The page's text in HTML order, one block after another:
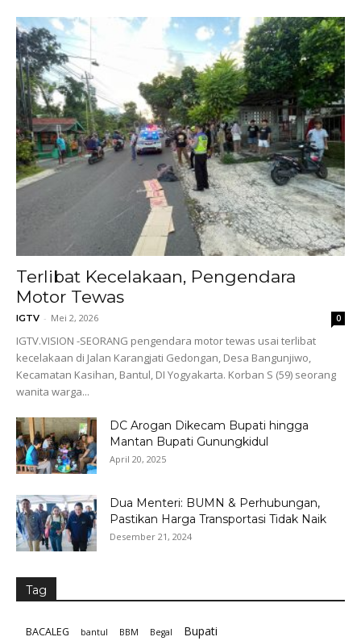
Terlibat Kecelakaan, Pengendara
Motor Tewas
IGTV - Mei 2, 2026 0
IGTV.VISION -SEORANG pengendara motor tewas usai terlibat
kecelakaan di Jalan Karangjati Gedongan, Desa Bangunjiwo,
Kecamatan Kasihan, Bantul, DI Yogyakarta. Korban S (59) seorang
wanita warga...
DC Arogan Dikecam Bupati hingga
Mantan Bupati Gunungkidul
April 20, 2025
Dua Menteri: BUMN & Perhubungan,
Pastikan Harga Transportasi Tidak Naik
Desember 21, 2024
Tag
BACALEG bantul BBM Begal Bupati